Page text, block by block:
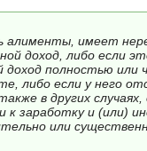
алименты, имеет
доход, либо если
полностью или
либо если у него
в других случаях,
заработку и (или)
или